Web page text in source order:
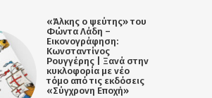
«Άλκης ο ψεύτης» του
Φώντα Λάδη –
Εικονογράφηση:
Κωνσταντίνος
Ρουγγέρης | Ξανά στην
κυκλοφορία με νέο
τόμο από τις εκδόσεις
«Σύγχρονη Εποχή»